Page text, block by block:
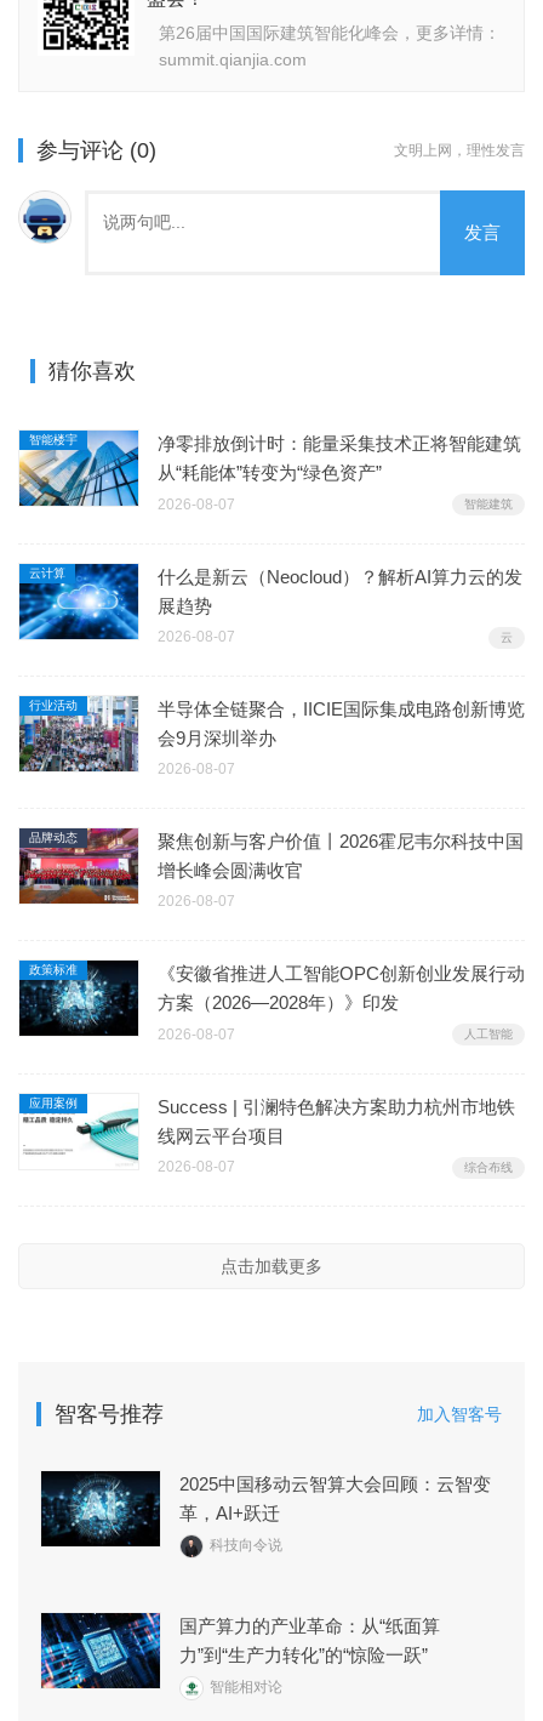
第26届中国国际建筑智能化峰会，更多详情：
summit.qianjia.com
参与评论 (0) 文明上网，理性发言
发言
猜你喜欢
智能楼宇
净零排放倒计时：能量采集技术正将智能建筑
从“耗能体”转变为“绿色资产”
2026-08-07 智能建筑
云计算
什么是新云（Neocloud）？解析AI算力云的发
展趋势
2026-08-07 云
行业活动
半导体全链聚合，IICIE国际集成电路创新博览
会9月深圳举办
2026-08-07
品牌动态
聚焦创新与客户价值丨2026霍尼韦尔科技中国
增长峰会圆满收官
2026-08-07
政策标准
《安徽省推进人工智能OPC创新创业发展行动
方案（2026—2028年）》印发
2026-08-07 人工智能
应用案例
Success | 引澜特色解决方案助力杭州市地铁
线网云平台项目
2026-08-07 综合布线
点击加载更多
智客号推荐 加入智客号
2025中国移动云智算大会回顾：云智变
革，AI+跃迁
科技向令说
国产算力的产业革命：从“纸面算
力”到“生产力转化”的“惊险一跃”
智能相对论